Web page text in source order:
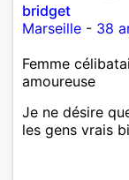
bridget
Marseille - 38
Femme
amoureuse
Je ne désire
les gens vrais